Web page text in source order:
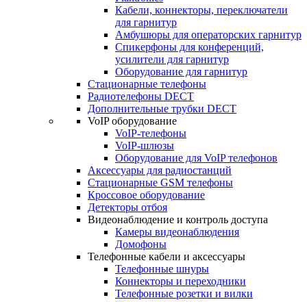
Кабели, коннекторы, переключатели
для гарнитур
Амбушюры для операторских гарнитур
Cпикерфоны для конференций,
усилители для гарнитур
Оборудование для гарнитур
Стационарные телефоны
Радиотелефоны DECT
Дополнительные трубки DECT
VoIP оборудование
VoIP-телефоны
VoIP-шлюзы
Оборудование для VoIP телефонов
Аксессуары для радиостанций
Стационарные GSM телефоны
Кроссовое оборудование
Детекторы отбоя
Видеонаблюдение и контроль доступа
Камеры видеонаблюдения
Домофоны
Телефонные кабели и аксессуары
Телефонные шнуры
Коннекторы и переходники
Телефонные розетки и вилки